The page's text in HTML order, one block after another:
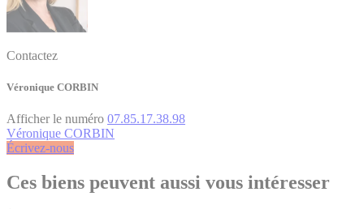
Contactez
Véronique CORBIN
Afficher le numéro 07.85.17.38.98
Véronique CORBIN
Écrivez-nous
Ces biens peuvent aussi vous intéresser